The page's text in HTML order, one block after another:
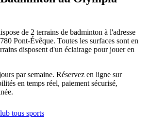
de 2 terrains de badminton à l'adresse
Pont-Évêque. Toutes les surfaces sont en
disposent d'un éclairage pour jouer en
par semaine. Réservez en ligne sur
en temps réel, paiement sécurisé,
tous sports